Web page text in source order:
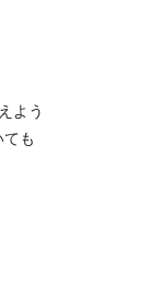
よう
も